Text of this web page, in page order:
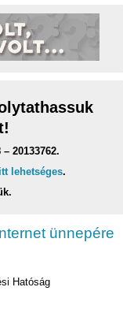
20133762.
itt lehetséges.
ünnepére
Hatóság